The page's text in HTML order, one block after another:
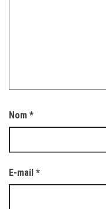
Nom *
E-mail *